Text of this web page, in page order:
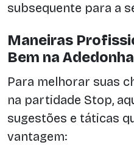
subsequente para a
Maneiras
Bem na Adedonha
Para melhorar suas
na partidade Stop,
sugestões e táticas
vantagem: